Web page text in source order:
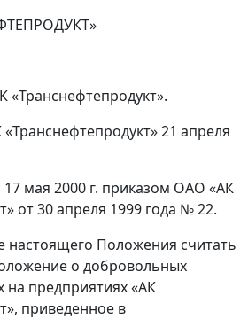
«Транснефтепродукт».
21 апреля
17 мая 2000 г. приказом ОАО «АК
от 30 апреля 1999 года № 22.
настоящего Положения считать
о добровольных
предприятиях «АК
приведенное в